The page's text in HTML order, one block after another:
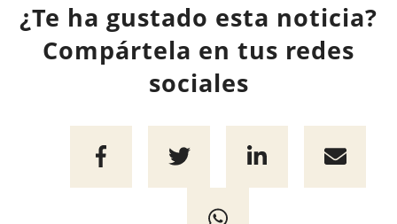
¿Te ha gustado esta noticia?
Compártela en tus redes
sociales